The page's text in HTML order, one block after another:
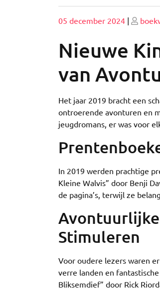
Geplaatst
05 december 2024 |
Nieuwe
van
Het jaar 2019 bracht een
ontroerende avonturen en
jeugdromans, er was voor
In 2019 werden prachtige
Kleine Walvis” door Benji
de pagina’s, terwijl ze
Stimuleren
Voor oudere lezers waren
verre landen en
Bliksemdief” door Rick